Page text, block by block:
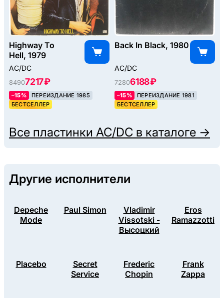
Highway To
Hell, 1979
AC/DC
84907217 ₽
–15%
ПЕРЕИЗДАНИЕ 1985
БЕСТСЕЛЛЕР
Back In Black, 1980
AC/DC
72806188 ₽
–15%
ПЕРЕИЗДАНИЕ 1981
БЕСТСЕЛЛЕР
Все пластинки AC/DC в каталоге →
Другие исполнители
Depeche
Mode
Paul Simon
Vladimir
Vissotski -
Высоцкий
Eros
Ramazzotti
Placebo
Secret
Service
Frederic
Chopin
Frank
Zappa